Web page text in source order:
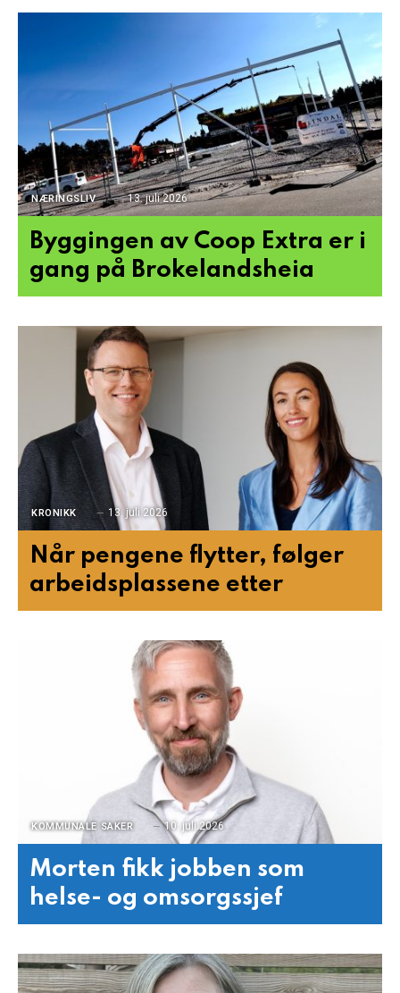
NÆRINGSLIV 13. juli 2026
Byggingen av Coop Extra er i
gang på Brokelandsheia
KRONIKK 13. juli 2026
Når pengene flytter, følger
arbeidsplassene etter
KOMMUNALE SAKER 10. juli 2026
Morten fikk jobben som
helse- og omsorgssjef